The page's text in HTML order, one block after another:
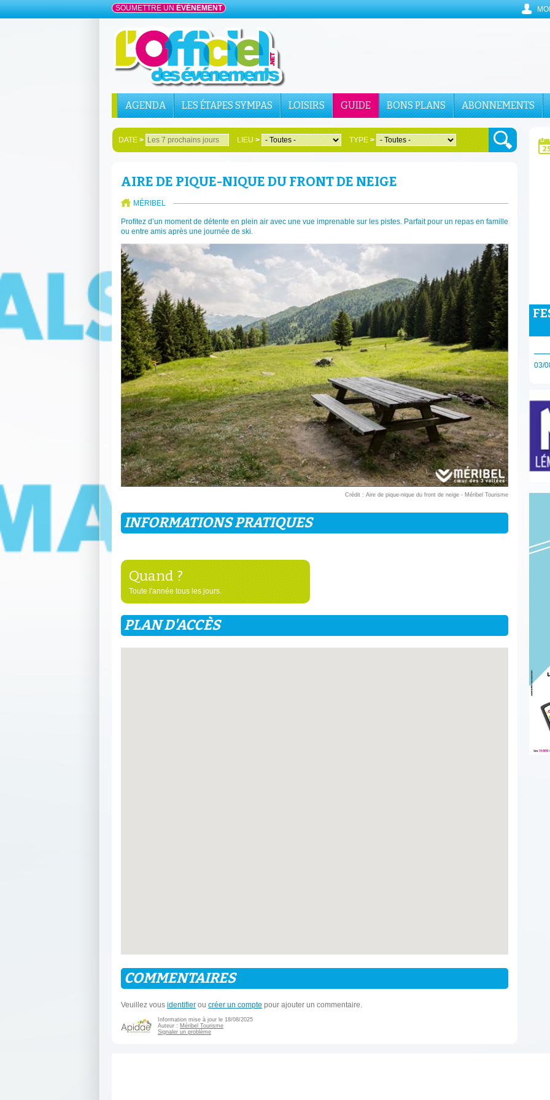
SOUMETTRE UN ÉVÉNEMENT
AGENDA LES ÉTAPES SYMPAS LOISIRS GUIDE BONS PLANS ABONNEMENTS
DATE> LIEU> TYPE>
AIRE DE PIQUE-NIQUE DU FRONT DE NEIGE
MÉRIBEL
Profitez d’un moment de détente en plein air avec une vue imprenable sur les pistes. Parfait pour un repas en famille
ou entre amis après une journée de ski.
Crédit : Aire de pique-nique du front de neige - Méribel Tourisme
INFORMATIONS PRATIQUES
Quand ?
Toute l'année tous les jours.
PLAN D'ACCÈS
COMMENTAIRES
Veuillez vous identifier ou créer un compte pour ajouter un commentaire.
Information mise à jour le 18/08/2025
Auteur : Méribel Tourisme
Signaler un problème
03/